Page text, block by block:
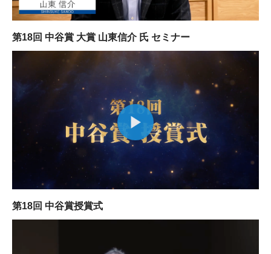
科学教育振興助成・
ログラム助成
サイトマップ 中谷財団アーカイブ
第18回 中谷賞 大賞 山東信介 氏 セミナー
第18回 中谷賞授賞式